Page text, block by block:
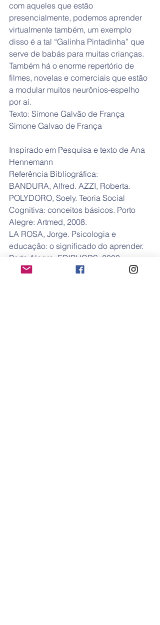
com aqueles que estão
presencialmente, podemos aprender
virtualmente também, um exemplo
disso é a tal “Galinha Pintadinha” que
serve de babás para muitas crianças.
Também há o enorme repertório de
filmes, novelas e comerciais que estão
a modular muitos neurônios-espelho
por aí.
Texto: Simone Galvão de França
Simone Galvao de França
Inspirado em Pesquisa e texto de Ana
Hennemann
Referência Bibliográfica:
BANDURA, Alfred. AZZI, Roberta.
POLYDORO, Soely. Teoria Social
Cognitiva: conceitos básicos. Porto
Alegre: Artmed, 2008.
LA ROSA, Jorge. Psicologia e
educação: o significado do aprender.
Porto Alegre: EDIPUCRS, 2003.